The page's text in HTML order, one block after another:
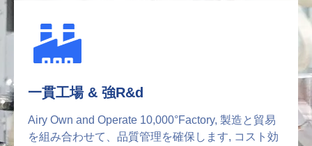
一貫工場 & 強R&d
Airy Own and Operate 10,000°Factory, 製造と貿易
を組み合わせて、品質管理を確保します, コスト効